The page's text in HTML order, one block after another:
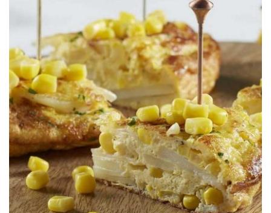
Tortilla Española Con Elote Dorados
S&W®